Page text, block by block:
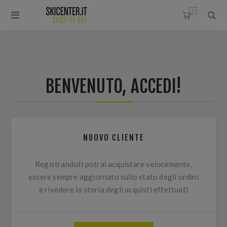
0
BENVENUTO, ACCEDI!
NUOVO CLIENTE
Registrandoti potrai acquistare velocemente,
essere sempre aggiornato sullo stato degli ordini
e rivedere la storia degli acquisti effettuati